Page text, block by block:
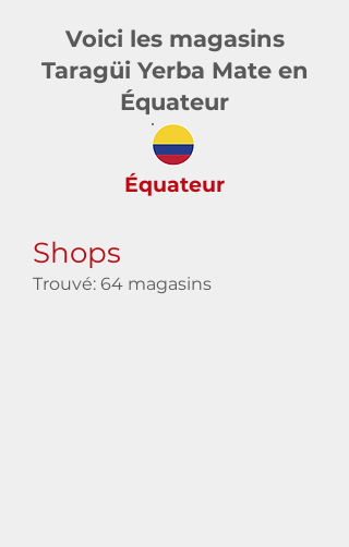
Voici les magasins
Taragüi Yerba Mate en
Équateur
Équateur
Shops
Trouvé: 64 magasins